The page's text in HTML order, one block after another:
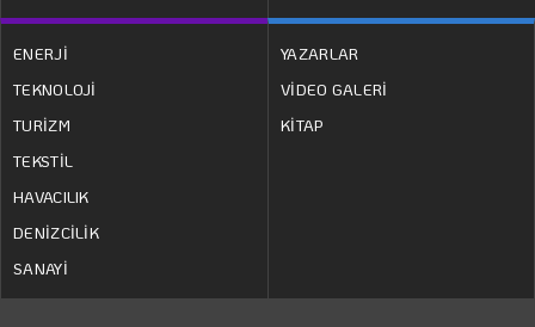
ENERJİ
TEKNOLOJİ
TURİZM
TEKSTİL
HAVACILIK
DENİZCİLİK
SANAYİ
YAZARLAR
VİDEO GALERİ
KİTAP